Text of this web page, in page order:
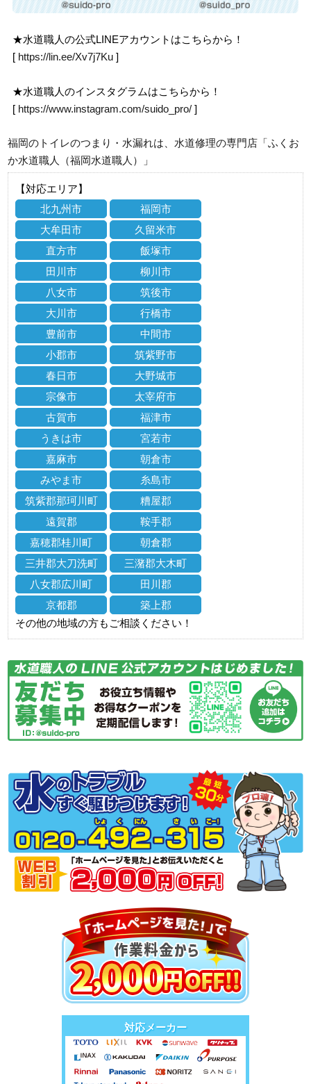
★水道職人の公式LINEアカウントはこちらから！
[ https://lin.ee/Xv7j7Ku ]
★水道職人のインスタグラムはこちらから！
[ https://www.instagram.com/suido_pro/ ]
福岡のトイレのつまり・水漏れは、水道修理の専門店「ふくお
か水道職人（福岡水道職人）」
【対応エリア】
北九州市
福岡市
大牟田市
久留米市
直方市
飯塚市
田川市
柳川市
八女市
筑後市
大川市
行橋市
豊前市
中間市
小郡市
筑紫野市
春日市
大野城市
宗像市
太宰府市
古賀市
福津市
うきは市
宮若市
嘉麻市
朝倉市
みやま市
糸島市
筑紫郡那珂川町
糟屋郡
遠賀郡
鞍手郡
嘉穂郡桂川町
朝倉郡
三井郡大刀洗町
三潴郡大木町
八女郡広川町
田川郡
京都郡
築上郡
その他の地域の方もご相談ください！
対応メーカー